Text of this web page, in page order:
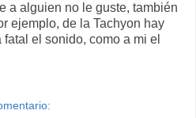
a alguien no le guste, también
ejemplo, de la Tachyon hay
el sonido, como a mi el